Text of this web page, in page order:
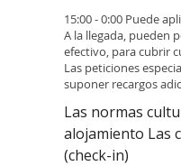
15:00 - 0:00 Puede
A la llegada, pueden
efectivo, para cubrir
Las peticiones
suponer recargos
Las normas
alojamiento Las
(check-in)